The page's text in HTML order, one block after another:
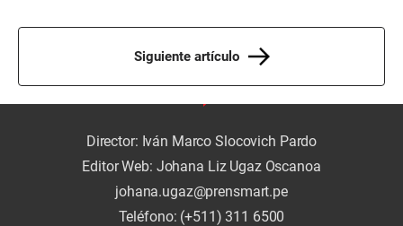
Siguiente artículo
Director: Iván Marco Slocovich Pardo
Editor Web: Johana Liz Ugaz Oscanoa
johana.ugaz@prensmart.pe
Teléfono: (+511) 311 6500